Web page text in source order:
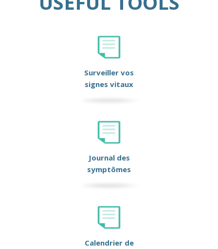
Surveiller vos
signes vitaux
Journal des
symptômes
Calendrier de